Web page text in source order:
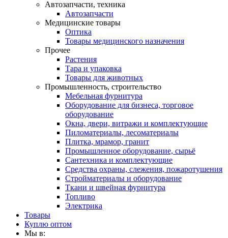
Автозапчасти, техника
Автозапчасти
Медицинские товары
Оптика
Товары медицинского назначения
Прочее
Растения
Тара и упаковка
Товары для животных
Промышленность, строительство
Мебельная фурнитура
Оборудование для бизнеса, торговое
оборудование
Окна, двери, витражи и комплектующие
Пиломатериалы, лесоматериалы
Плитка, мрамор, гранит
Промышленное оборудование, сырьё
Сантехника и комплектующие
Средства охраны, слежения, пожаротушения
Стройматериалы и оборудование
Ткани и швейная фурнитура
Топливо
Электрика
Товары
Куплю оптом
Мы в: